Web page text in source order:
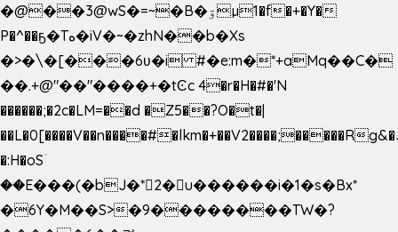
�@��3@wS�=~�B�ۊµ1�f�+�Y�
P�^��ҕ�Tە�iV�~�zhN��b�Xs
�>�\�[���6ʋ�i #�e:m�*+aMq��C�
��.+@"��"����+�tϾc 4�r�H�#�'N
������;�2c�LM=��d �Z5��?O�t�|
��L�0[����V��n����#�lkm�+��V2����;�����R
�:H�oSۤ
��E���(�bJ�*2�u������i�1�s�Bx*
�6Y�M��S>�9��������TW�?